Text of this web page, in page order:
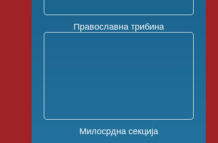
Православна трибина
Милосрдна секција